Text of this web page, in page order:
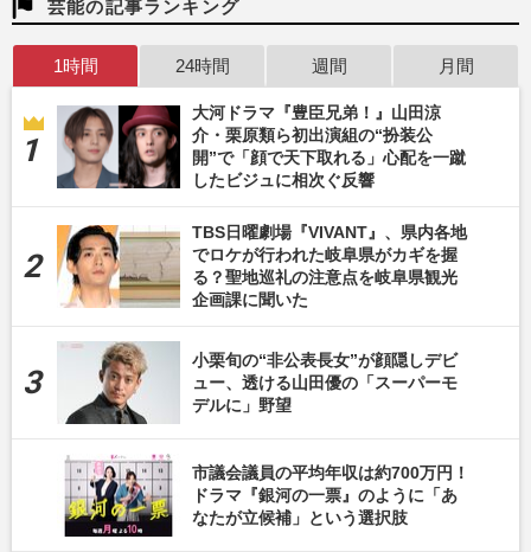
芸能の記事ランキング
1時間 24時間 週間 月間
大河ドラマ『豊臣兄弟！』山田涼
介・栗原類ら初出演組の“扮装公
開”で「顔で天下取れる」心配を一蹴
したビジュに相次ぐ反響
TBS日曜劇場『VIVANT』、県内各地
でロケが行われた岐阜県がカギを握
る？聖地巡礼の注意点を岐阜県観光
企画課に聞いた
小栗旬の“非公表長女”が顔隠しデビ
ュー、透ける山田優の「スーパーモ
デルに」野望
市議会議員の平均年収は約700万円！
ドラマ『銀河の一票』のように「あ
なたが立候補」という選択肢